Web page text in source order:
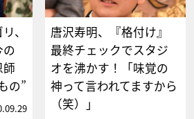
、
の”
唐沢寿明、『格付け』
最終チェックでスタジ
オを沸かす！「味覚の
神って言われてますから
（笑）」